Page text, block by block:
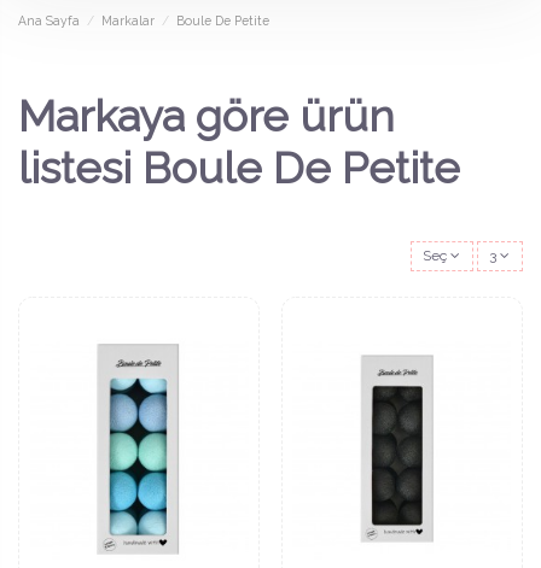
Ana Sayfa Markalar Boule De Petite
Markaya göre ürün
listesi Boule De Petite
Seç 3